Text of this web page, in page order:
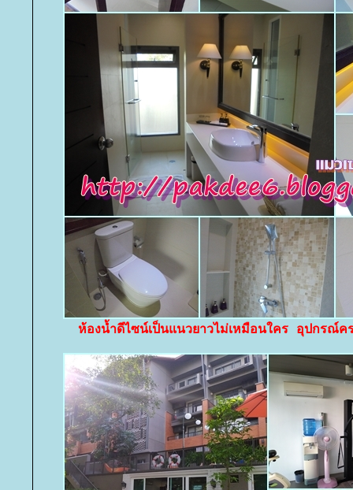
ห้องน้ำดีไซน์เป็นแนวยาวไม่เหมือนใคร อุปกรณ์ค